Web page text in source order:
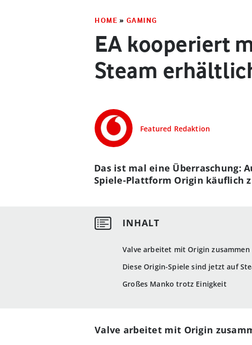
HOME » GAMING
EA kooperiert
Steam
Featured Redaktion
Valve arbeitet mit Origin zusammen
Diese Origin-Spiele sind jetzt auf
Großes Manko trotz Einigkeit
Das ist mal eine Überraschung:
Spiele-Plattform Origin käuflich
Valve arbeitet mit Origin